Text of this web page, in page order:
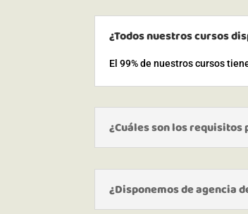
¿Todos nuestros cursos
El 99% de nuestros cursos
¿Cuáles son los
¿Disponemos de agencia